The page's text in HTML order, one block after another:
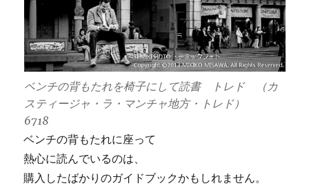
ベンチの背もたれを椅子にして読書 トレド （カ
スティージャ・ラ・マンチャ地方・トレド）
6718
ベンチの背もたれに座って
熱心に読んでいるのは、
購入したばかりのガイドブックかもしれません。